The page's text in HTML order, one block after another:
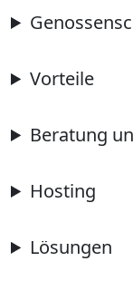
Vorteile
Beratung
Hosting
Lösungen